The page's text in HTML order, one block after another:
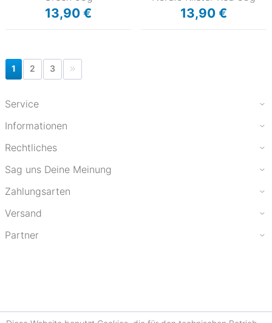
13,90 € 13,90 €
1 2 3
Service
Informationen
Rechtliches
Sag uns Deine Meinung
Zahlungsarten
Versand
Partner